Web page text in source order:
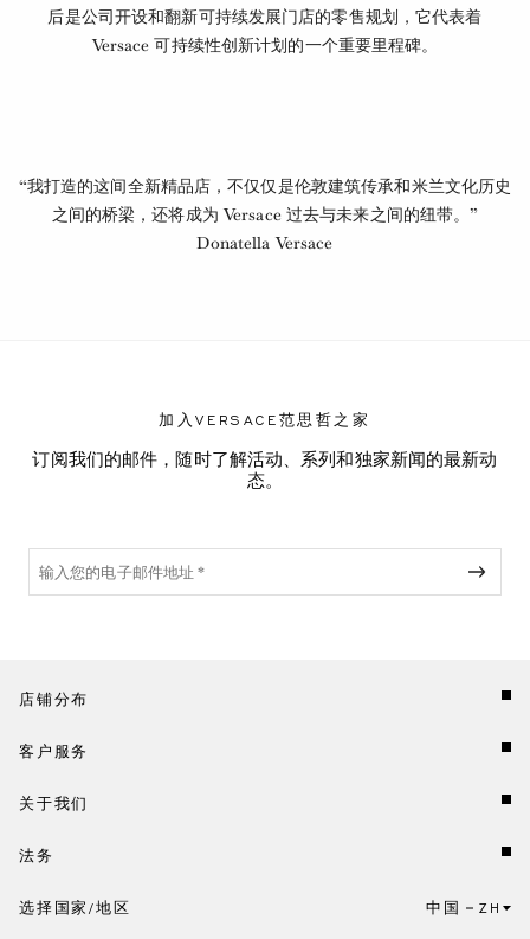
后是公司开设和翻新可持续发展门店的零售规划，它代表着
Versace 可持续性创新计划的一个重要里程碑。
“我打造的这间全新精品店，不仅仅是伦敦建筑传承和米兰文化历史
之间的桥梁，还将成为 Versace 过去与未来之间的纽带。”
Donatella Versace
加入VERSACE范思哲之家
订阅我们的邮件，随时了解活动、系列和独家新闻的最新动
态。
店铺分布
客户服务
关于我们
法务
点击此处选择国家/地区和语言。
选择国家/地区 中国 ZH